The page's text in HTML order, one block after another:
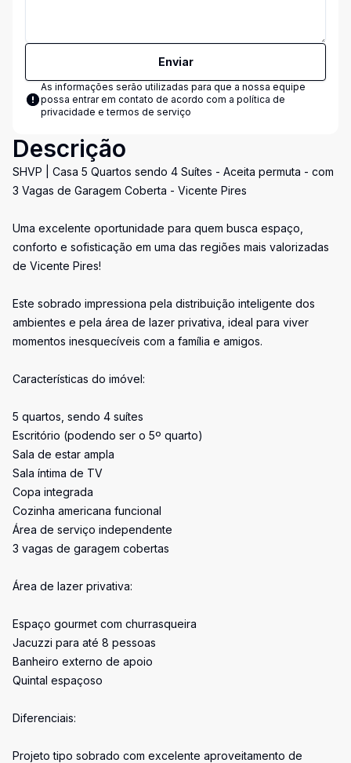
Enviar
As informações serão utilizadas para que a nossa equipe
possa entrar em contato de acordo com a política de
privacidade e termos de serviço
Descrição
SHVP | Casa 5 Quartos sendo 4 Suítes - Aceita permuta - com
3 Vagas de Garagem Coberta - Vicente Pires
Uma excelente oportunidade para quem busca espaço,
conforto e sofisticação em uma das regiões mais valorizadas
de Vicente Pires!
Este sobrado impressiona pela distribuição inteligente dos
ambientes e pela área de lazer privativa, ideal para viver
momentos inesquecíveis com a família e amigos.
Características do imóvel:
5 quartos, sendo 4 suítes
Escritório (podendo ser o 5º quarto)
Sala de estar ampla
Sala íntima de TV
Copa integrada
Cozinha americana funcional
Área de serviço independente
3 vagas de garagem cobertas
Área de lazer privativa:
Espaço gourmet com churrasqueira
Jacuzzi para até 8 pessoas
Banheiro externo de apoio
Quintal espaçoso
Diferenciais:
Projeto tipo sobrado com excelente aproveitamento de